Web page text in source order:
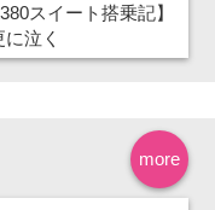
スイート搭乗記】
泣く
more